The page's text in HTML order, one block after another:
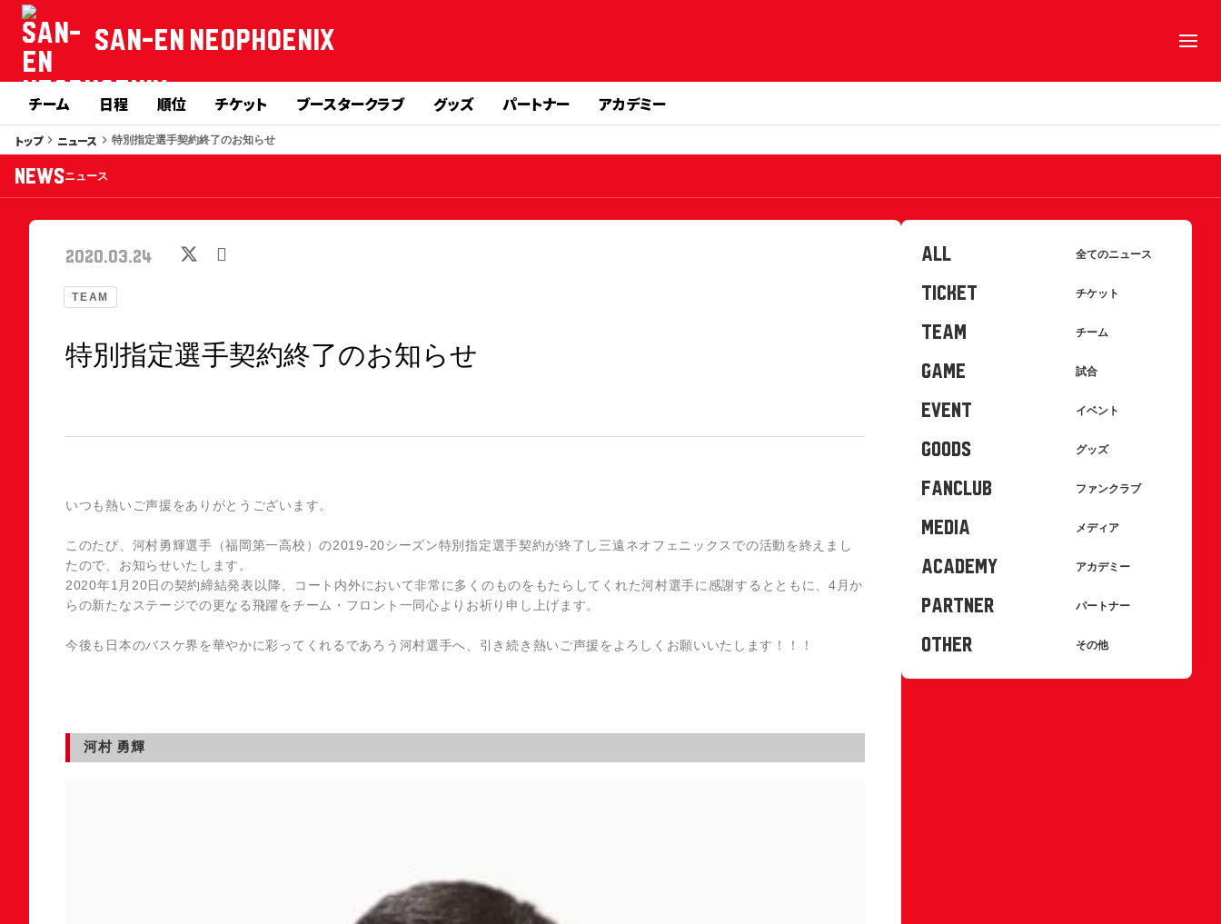
SAN-EN NEOPHOENIX
チーム 日程 順位 チケット ブースタークラブ グッズ パートナー アカデミー
トップkeyboard_arrow_right ニュース keyboard_arrow_right 特別指定選手契約終了のお知らせ
NEWSニュース
TEAM
2020.03.24
特別指定選手契約終了のお知らせ
いつも熱いご声援をありがとうございます。
このたび、河村勇輝選手（福岡第一高校）の2019-20シーズン特別指定選手契約が終了し三遠ネオフェニックスでの活動を終えまし
たので、お知らせいたします。
2020年1月20日の契約締結発表以降、コート内外において非常に多くのものをもたらしてくれた河村選手に感謝するとともに、4月か
らの新たなステージでの更なる飛躍をチーム・フロント一同心よりお祈り申し上げます。
今後も日本のバスケ界を華やかに彩ってくれるであろう河村選手へ、引き続き熱いご声援をよろしくお願いいたします！！！
河村 勇輝
ALL 全てのニュース
TICKET チケット
TEAM チーム
GAME 試合
EVENT イベント
GOODS グッズ
FANCLUB ファンクラブ
MEDIA メディア
ACADEMY アカデミー
PARTNER パートナー
OTHER その他